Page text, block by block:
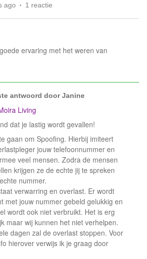
ago 1 reactie
ervaring met het weren van
antwoord doorJanine
Living
dat je lastig wordt gevallen!
gaan om Spoofing. Hierbij imiteert
jouw telefoonnummer en
veel mensen. Zodra de mensen
krijgen ze de echte jij te spreken
nummer.
verwarring en overlast. Er wordt
met jouw nummer gebeld gelukkig en
wordt ook niet verbruikt. Het is erg
maar wij kunnen het niet verhelpen.
dagen zal de overlast stoppen. Voor
hierover verwijs ik je graag door